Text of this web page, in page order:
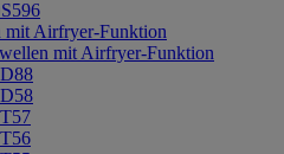
Airfryer-Funktion
mit Airfryer-Funktion